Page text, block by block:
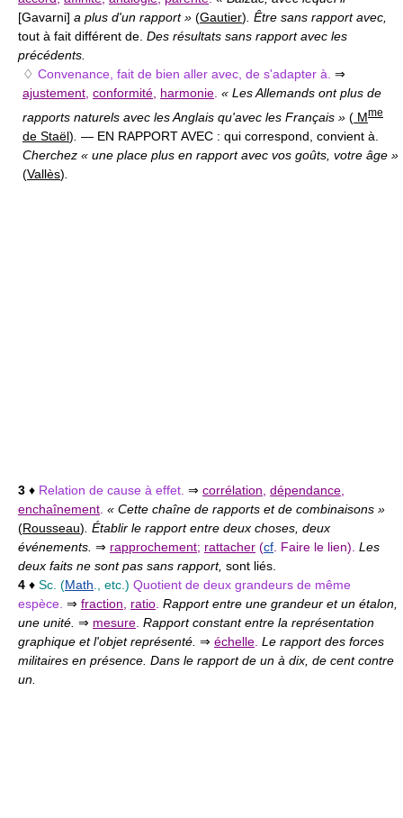
[Gavarni] a plus d'un rapport » (Gautier). Être sans rapport avec,
tout à fait différent de. Des résultats sans rapport avec les
précédents.
♢ Convenance, fait de bien aller avec, de s'adapter à. ⇒
ajustement, conformité, harmonie. « Les Allemands ont plus de
rapports naturels avec les Anglais qu'avec les Français » ( Mme
de Staël) — EN RAPPORT AVEC : qui correspond, convient à.
Cherchez « une place plus en rapport avec vos goûts, votre âge »
(Vallès)
3 ♦ Relation de cause à effet. ⇒ corrélation dépendance
enchaînement « Cette chaîne de rapports et de combinaisons »
(Rousseau) . Établir le rapport entre deux choses, deux
événements. ⇒ rapprochement; rattacher (cf . Faire le lien). Les
deux faits ne sont pas sans rapport, sont liés.
4 ♦ Sc. (Math etc.) Quotient de deux grandeurs de même
espèce. ⇒ fraction ratio Rapport entre une grandeur et un étalon,
une unité. ⇒ mesure Rapport constant entre la représentation
graphique et l'objet représenté. ⇒ échelle Le rapport des forces
militaires en présence. Dans le rapport de un à dix, de cent contre
un.